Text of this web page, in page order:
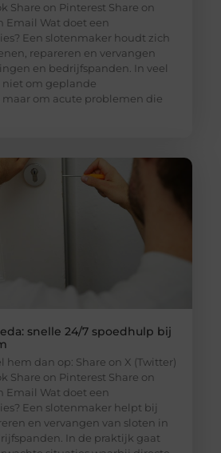
Share on Pinterest Share on
Email Wat doet een
Een slotenmaker houdt zich
repareren en vervangen
en bedrijfspanden. In veel
om geplande
om acute problemen die
snelle 24/7 spoedhulp bij
hem dan op: Share on X (Twitter)
Share on Pinterest Share on
Email Wat doet een
Een slotenmaker helpt bij
en vervangen van sloten in
In de praktijk gaat